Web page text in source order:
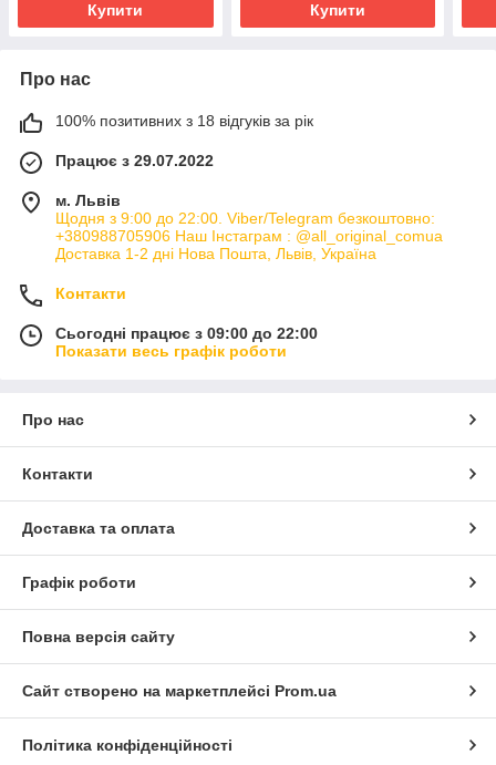
Купити Купити
Про нас
100% позитивних з 18 відгуків за рік
Працює з 29.07.2022
м. Львів
Щодня з 9:00 до 22:00. Viber/Telegram безкоштовно:
+380988705906 Наш Інстаграм : @all_original_comua
Доставка 1-2 дні Нова Пошта, Львів, Україна
Контакти
Сьогодні працює з 09:00 до 22:00
Показати весь графік роботи
Про нас
Контакти
Доставка та оплата
Графік роботи
Повна версія сайту
Сайт створено на маркетплейсі Prom.ua
Політика конфіденційності